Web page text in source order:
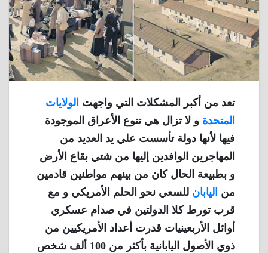
تعد من أكبر المشكلات التي واجهت الولايات
المتحدة و لا تزال هي تنوع الأعراق الموجودة
فيها لأنها دولة تأسست علي يد العديد من
المهاجرين الوافدين إليها من شتي بقاع الأرض
و بطبيعة الحال كان من بينهم مواطنين قادمين
من اليابان للسعي نحو الحلم الأمريكي و مع
قرب تورط كلا الدولتين في صدام عسكري
أوائل الأربعينيات قدرت أعداد الأمريكيين من
ذوي الأصول اليابانية بأكثر من 100 ألف شخص